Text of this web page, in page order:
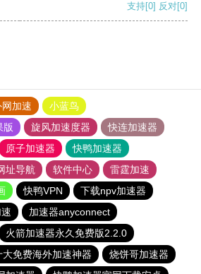
支持[0] 反对[0]
加速
小蓝鸟
版
旋风加速度器
快连加速器
原子加速器
快鸭加速器
址导航 软件中心
雷霆加速
快鸭VPN
下载npv加速器
加速器anyconnect
火箭加速器永久免费版2.2.0
大免费海外加速神器
烧饼哥加速器